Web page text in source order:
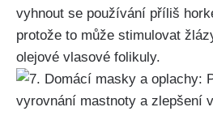
vyhnout se používání příliš​
protože to⁣ může stimulovat
olejové ⁣vlasové⁣ folikuly.